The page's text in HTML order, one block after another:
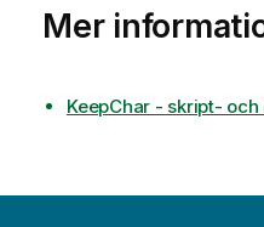
Mer
KeepChar - skript-